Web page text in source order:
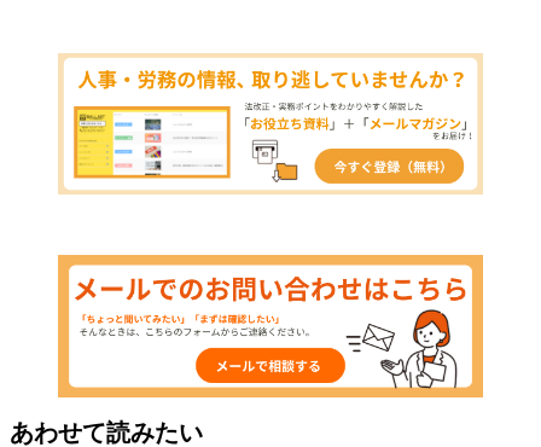
あわせて読みたい